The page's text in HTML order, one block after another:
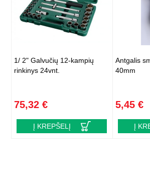
1/ 2" Galvučių 12-kampių
rinkinys 24vnt.
75,32 €
Į KREPŠELĮ
Antgalis
40mm
5,45 €
Į